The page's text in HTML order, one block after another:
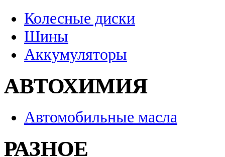
Колесные диски
Шины
Аккумуляторы
АВТОХИМИЯ
Автомобильные масла
РАЗНОЕ